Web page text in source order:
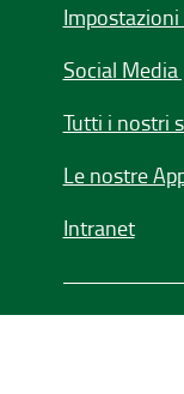
Impostazioni
Social Media
Tutti i nostri
Le nostre
Intranet